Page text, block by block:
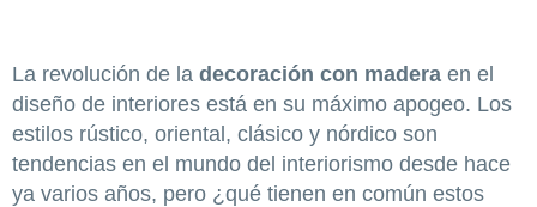
La revolución de la decoración con madera en el
diseño de interiores está en su máximo apogeo. Los
estilos rústico, oriental, clásico y nórdico son
tendencias en el mundo del interiorismo desde hace
ya varios años, pero ¿qué tienen en común estos